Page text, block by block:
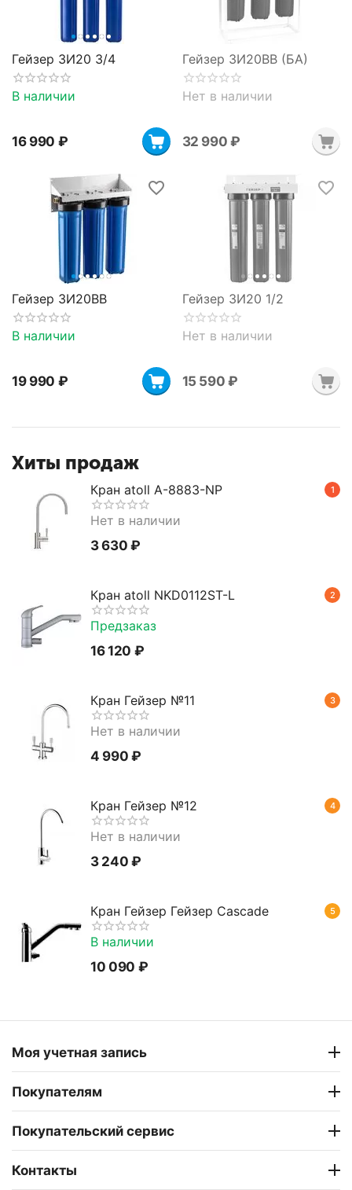
Гейзер 3И20 3/4
В наличии
16 990 ₽
Гейзер 3И20BB (БА)
Нет в наличии
32 990 ₽
Гейзер 3И20BB
В наличии
19 990 ₽
Гейзер 3И20 1/2
Нет в наличии
15 590 ₽
Хиты продаж
1
Кран atoll A-8883-NP
Нет в наличии
3 630 ₽
2
Кран atoll NKD0112ST-L
Предзаказ
16 120 ₽
3
Кран Гейзер №11
Нет в наличии
4 990 ₽
4
Кран Гейзер №12
Нет в наличии
3 240 ₽
5
Кран Гейзер Гейзер Cascade
В наличии
10 090 ₽
Моя учетная запись
Покупателям
Покупательский сервис
Контакты